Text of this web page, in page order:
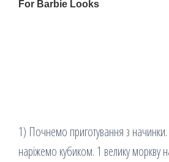
1) Почнемо приготування з
наріжемо кубиком. 1 велику моркву